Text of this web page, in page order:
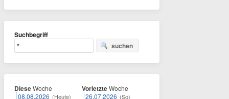
Suchbegriff
suchen
DieseWoche
08.08.2026 (Heute)
VorletzteWoche
26.07.2026 (So)